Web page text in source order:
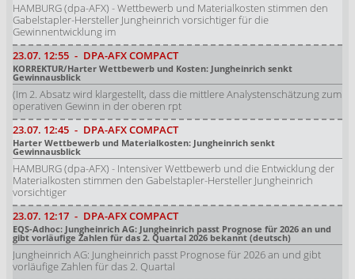
HAMBURG (dpa-AFX) - Wettbewerb und Materialkosten stimmen den
Gabelstapler-Hersteller Jungheinrich vorsichtiger für die
Gewinnentwicklung im
23.07. 12:55 - DPA-AFX COMPACT
KORREKTUR/Harter Wettbewerb und Kosten: Jungheinrich senkt
Gewinnausblick
(Im 2. Absatz wird klargestellt, dass die mittlere Analystenschätzung zum
operativen Gewinn in der oberen rpt
23.07. 12:45 - DPA-AFX COMPACT
Harter Wettbewerb und Materialkosten: Jungheinrich senkt
Gewinnausblick
HAMBURG (dpa-AFX) - Intensiver Wettbewerb und die Entwicklung der
Materialkosten stimmen den Gabelstapler-Hersteller Jungheinrich
vorsichtiger
23.07. 12:17 - DPA-AFX COMPACT
EQS-Adhoc: Jungheinrich AG: Jungheinrich passt Prognose für 2026 an und
gibt vorläufige Zahlen für das 2. Quartal 2026 bekannt (deutsch)
Jungheinrich AG: Jungheinrich passt Prognose für 2026 an und gibt
vorläufige Zahlen für das 2. Quartal